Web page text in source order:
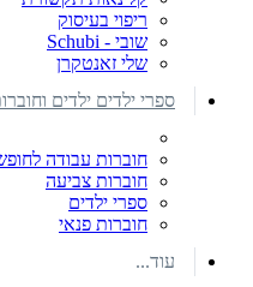
ריפוי בעיסוק
שובי - Schubi
שלי זאנטקרן
ספרי ילדים ילדים
חוברות עבודה
חוברות צביעה
ספרי ילדים
חוברות פנאי
עוד...